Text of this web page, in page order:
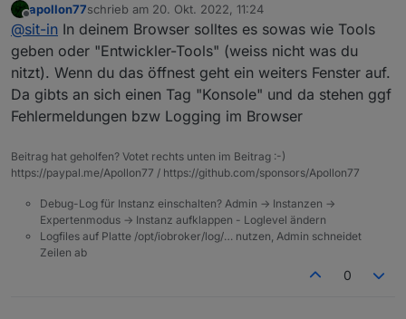
Sorry ich bin noch relativ neu bei ioBroker... Wie bzw. wo
kann ich das nachschauen?
Offline
apollon77schrieb am 20. Okt. 2022, 11:24
zuletzt editiert von
@sit-in In deinem Browser solltes es sowas wie Tools
geben oder "Entwickler-Tools" (weiss nicht was du
nitzt). Wenn du das öffnest geht ein weiters Fenster auf.
Da gibts an sich einen Tag "Konsole" und da stehen ggf
Fehlermeldungen bzw Logging im Browser
Beitrag hat geholfen? Votet rechts unten im Beitrag :-)
https://paypal.me/Apollon77 / https://github.com/sponsors/Apollon77
Debug-Log für Instanz einschalten? Admin -> Instanzen ->
Expertenmodus -> Instanz aufklappen - Loglevel ändern
Logfiles auf Platte /opt/iobroker/log/… nutzen, Admin schneidet
Zeilen ab
0